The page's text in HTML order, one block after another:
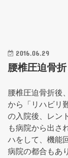
2016.06.29
腰椎圧迫骨
腰椎圧迫骨折後
から「リハビリ
の入院後、レン
も病院から出さ
ハをして、機能
病院の都合もあ